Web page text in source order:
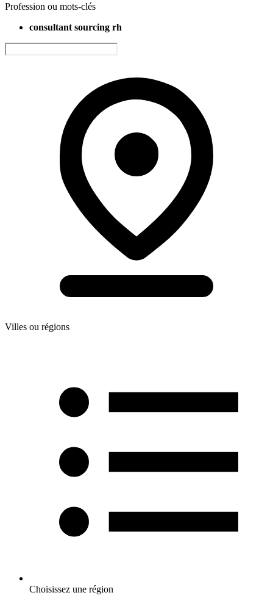
Profession ou mots-clés
consultant sourcing rh
Villes ou régions
Choisissez une région